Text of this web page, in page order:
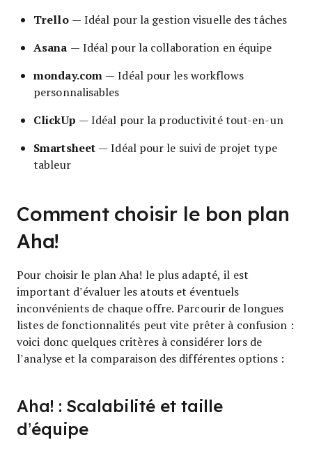
Trello— Idéal pour la gestion visuelle des tâches
Asana — Idéal pour la collaboration en équipe
monday.com — Idéal pour les workflows
personnalisables
ClickUp — Idéal pour la productivité tout-en-un
Smartsheet — Idéal pour le suivi de projet type
tableur
Comment choisir le bon plan
Aha!
Pour choisir le plan Aha! le plus adapté, il est
important d’évaluer les atouts et éventuels
inconvénients de chaque offre. Parcourir de longues
listes de fonctionnalités peut vite prêter à confusion :
voici donc quelques critères à considérer lors de
l’analyse et la comparaison des différentes options :
Aha! : Scalabilité et taille
d’équipe